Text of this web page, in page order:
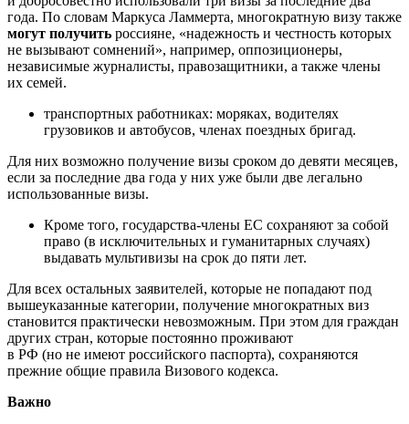
года. По словам Маркуса Ламмерта, многократную визу также
могут получить россияне, «надежность и честность которых
не вызывают сомнений», например, оппозиционеры,
независимые журналисты, правозащитники, а также члены
их семей.
транспортных работниках: моряках, водителях
грузовиков и автобусов, членах поездных бригад.
Для них возможно получение визы сроком до девяти месяцев,
если за последние два года у них уже были две легально
использованные визы.
Кроме того, государства-члены ЕС сохраняют за собой
право (в исключительных и гуманитарных случаях)
выдавать мультивизы на срок до пяти лет.
Для всех остальных заявителей, которые не попадают под
вышеуказанные категории, получение многократных виз
становится практически невозможным. При этом для граждан
других стран, которые постоянно проживают
в РФ (но не имеют российского паспорта), сохраняются
прежние общие правила Визового кодекса.
Важно